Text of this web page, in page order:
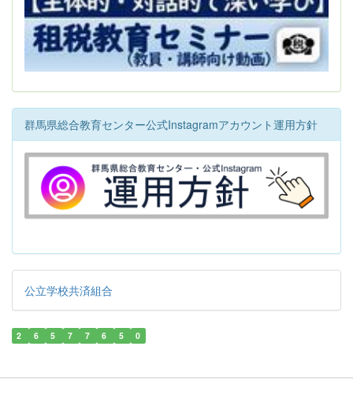
群馬県総合教育センター公式Instagramアカウント運用方針
公立学校共済組合
2 6 5 7 7 6 5 0